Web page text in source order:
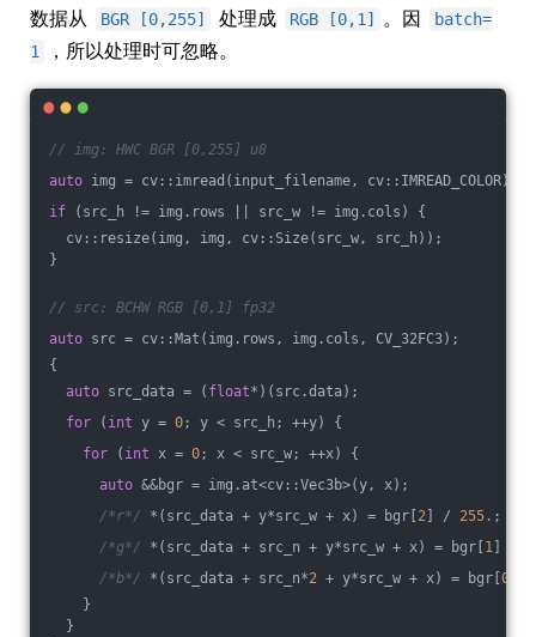
数据从
BGR [0,255] 处理成 RGB [0,1] 。因
batch=
1
，所以处理时可忽略。
// img: HWC BGR [0,255] u8
auto img = cv::imread(input_filename, cv::IMREAD_COLOR);
if (src_h != img.rows || src_w != img.cols) {
cv::resize(img, img, cv::Size(src_w, src_h));
}
// src: BCHW RGB [0,1] fp32
auto src = cv::Mat(img.rows, img.cols, CV_32FC3);
{
auto src_data = ( float*)(src.data);
for ( int y = 0; y < src_h; ++y) {
for ( int x = 0; x < src_w; ++x) {
auto &&bgr = img.at<cv::Vec3b>(y, x);
/*r*/ *(src_data + y*src_w + x) = bgr[ 2 ] / 255. ;
/*g*/ *(src_data + src_n + y*src_w + x) = bgr[ 1
/*b*/ *(src_data + src_n*2 + y*src_w + x) = bgr[ 0
}
}